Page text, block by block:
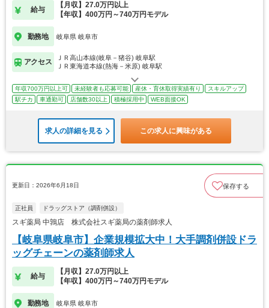
給与
【月収】27.0万円以上
【年収】400万円～740万円モデル
勤務地 岐阜県 岐阜市
アクセス
ＪＲ高山本線(岐阜－猪谷) 岐阜駅
ＪＲ東海道本線(熱海－米原) 岐阜駅
年収700万円以上可 未経験者も応募可能 産休・育休取得実績有り
スキルアップ
駅チカ
車通勤可 店舗数30以上 積極採用中 WEB面接OK
求人の詳細を見る この求人に興味がある
更新日：2026年6月18日 保存する
正社員 ドラッグストア（調剤併設）
スギ薬局 中鶉店 株式会社スギ薬局の薬剤師求人
【岐阜県岐阜市】企業規模拡大中！大手調剤併設ドラ
ッグチェーンの薬剤師求人
給与
【月収】27.0万円以上
【年収】400万円～740万円モデル
勤務地 岐阜県 岐阜市